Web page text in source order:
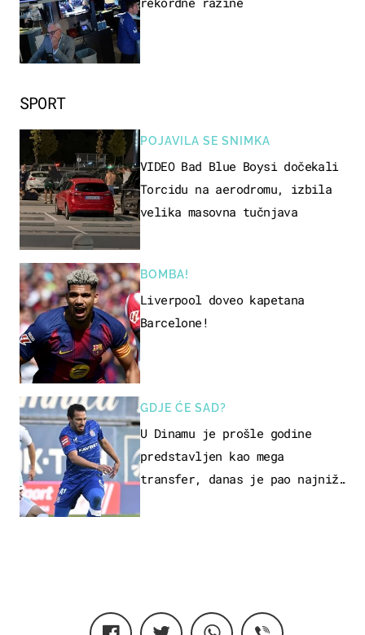
SPORT
POJAVILA SE SNIMKA
VIDEO Bad Blue Boysi dočekali
Torcidu na aerodromu, izbila
velika masovna tučnjava
BOMBA!
Liverpool doveo kapetana
Barcelone!
GDJE ĆE SAD?
U Dinamu je prošle godine
predstavljen kao mega
transfer, danas je pao najniže